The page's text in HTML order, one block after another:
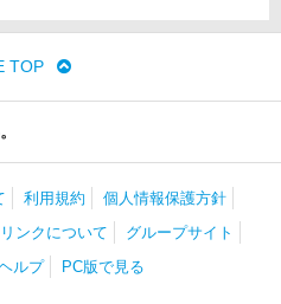
TOP
利用規約
個人情報保護方針
リンクについて
グループサイト
ルプ PC版で見る